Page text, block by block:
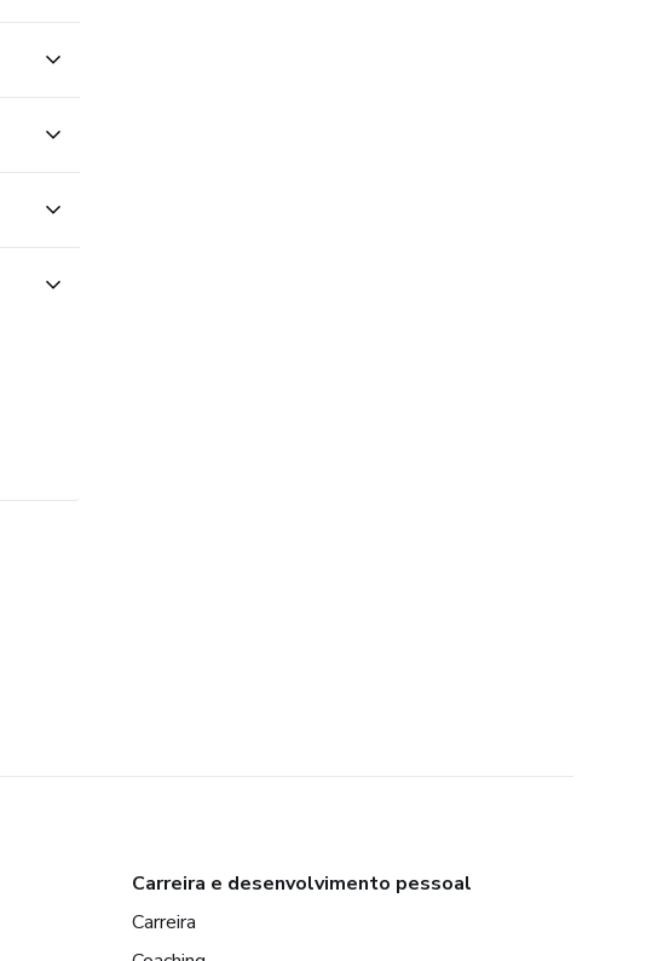
Carreira e desenvolvimento pessoal
Carreira